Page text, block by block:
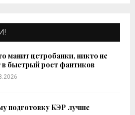
E
A
манит цетробанки, никто не
в быстрый рост фантиков
подготовку КЭР лучше